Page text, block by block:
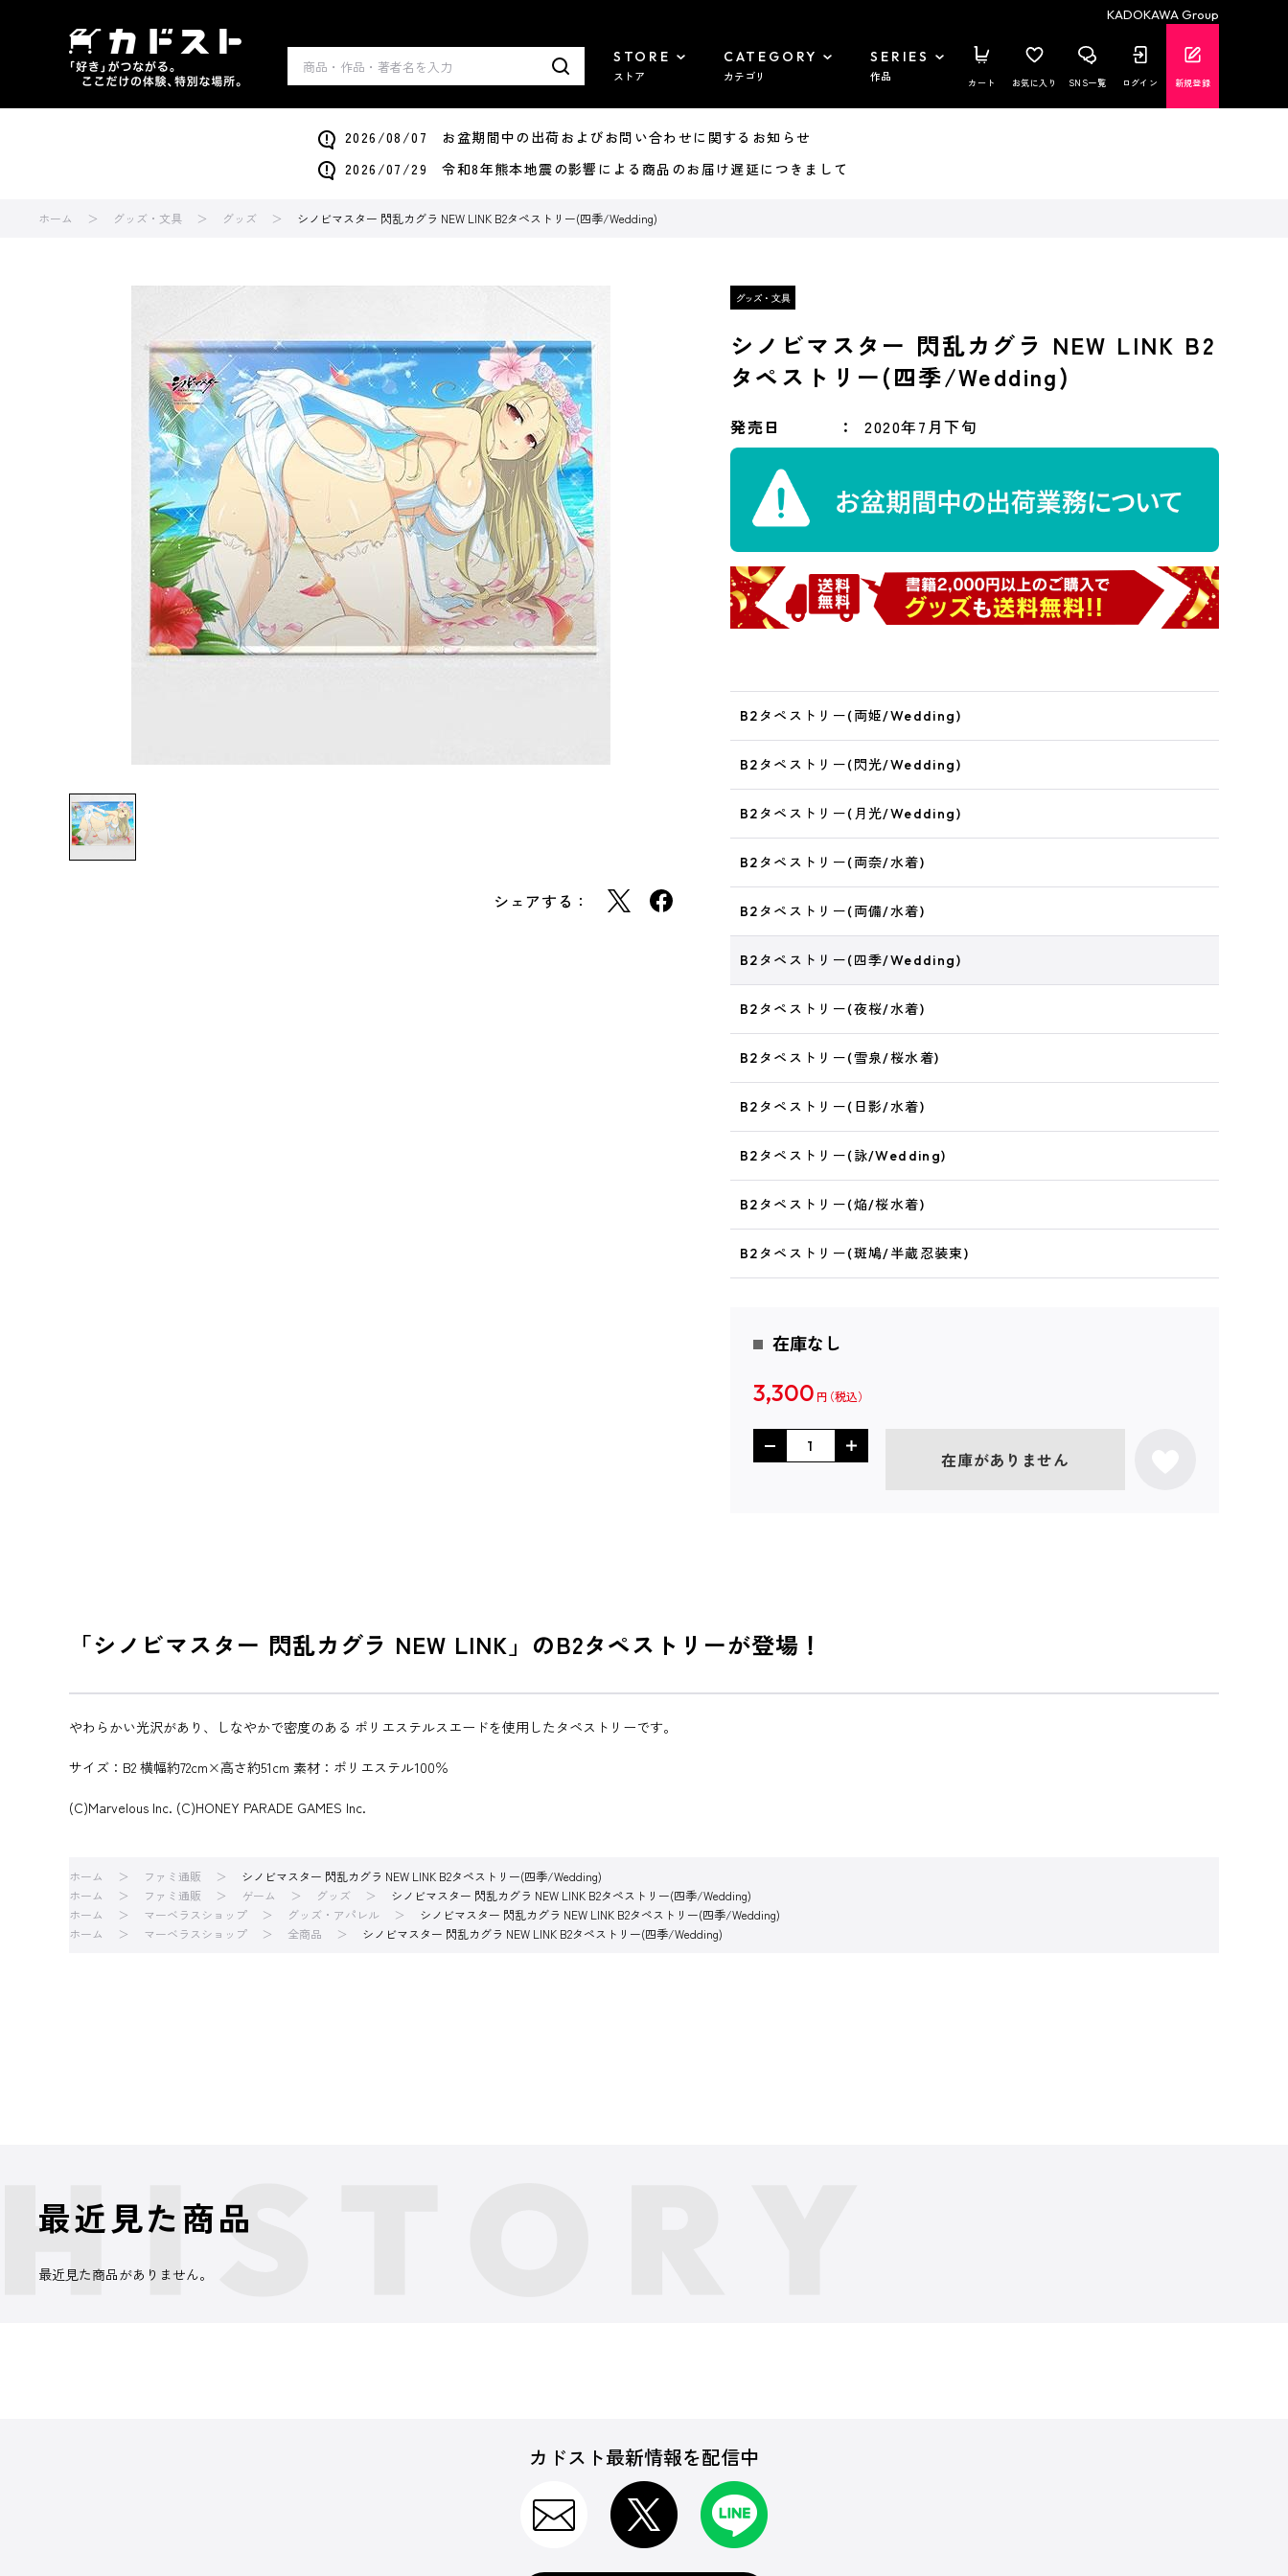
KADOKAWA Group
STORE
ストア
CATEGORY
カテゴリ
SERIES
作品 カート お気に入り SNS一覧 ログイン 新規登録
2026/08/07 お盆期間中の出荷およびお問い合わせに関するお知らせ
2026/07/29 令和8年熊本地震の影響による商品のお届け遅延につきまして
ホーム グッズ・文具 グッズ シノビマスター 閃乱カグラ NEW LINK B2タペストリー(四季/Wedding)
シェアする：
シノビマスター 閃乱カグラ NEW LINK B2
タペストリー(四季/Wedding)
発売日 2020年7月下旬
B2タペストリー(両姫/Wedding)
B2タペストリー(閃光/Wedding)
B2タペストリー(月光/Wedding)
B2タペストリー(両奈/水着)
B2タペストリー(両備/水着)
B2タペストリー(四季/Wedding)
B2タペストリー(夜桜/水着)
B2タペストリー(雪泉/桜水着)
B2タペストリー(日影/水着)
B2タペストリー(詠/Wedding)
B2タペストリー(焔/桜水着)
B2タペストリー(斑鳩/半蔵忍装束)
在庫なし
3,300 円
在庫がありません
「シノビマスター 閃乱カグラ NEW LINK」のB2タペストリーが登場！
やわらかい光沢があり、しなやかで密度のある ポリエステルスエードを使用したタペストリーです。
サイズ：B2 横幅約72cm×高さ約51cm 素材：ポリエステル100％
(C)Marvelous Inc. (C)HONEY PARADE GAMES Inc.
ホーム ファミ通販
シノビマスター 閃乱カグラ NEW LINK B2タペストリー(四季/Wedding)
ホーム
ファミ通販 ゲーム グッズ
シノビマスター 閃乱カグラ NEW LINK B2タペストリー(四季/Wedding)
ホーム
マーベラスショップ グッズ・アパレル
シノビマスター 閃乱カグラ NEW LINK B2タペストリー(四季/Wedding)
ホーム
マーベラスショップ 全商品 シノビマスター 閃乱カグラ NEW LINK B2タペストリー(四季/Wedding)
最近見た商品
最近見た商品がありません。
カドスト最新情報を配信中